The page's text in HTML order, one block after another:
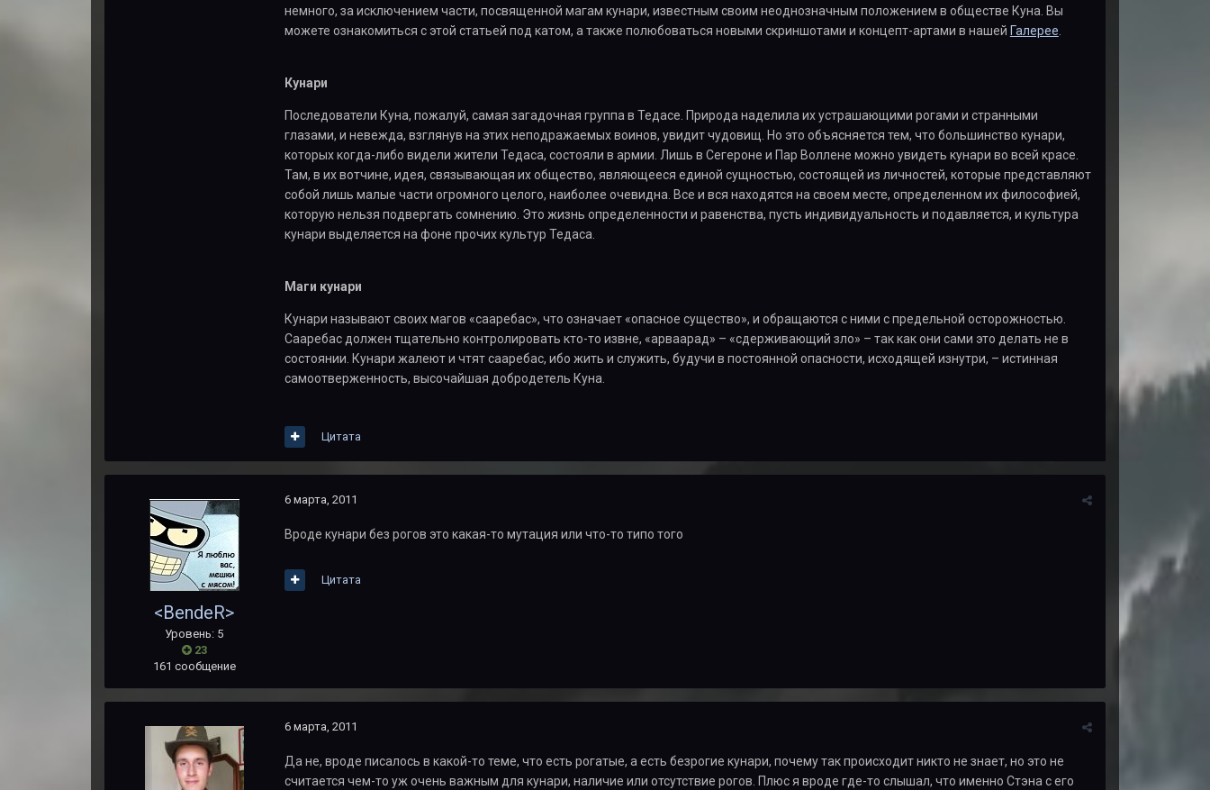
немного, за исключением части, посвященной магам кунари, известным своим неоднозначным положением в обществе Куна. Вы
можете ознакомиться с этой статьей под катом, а также полюбоваться новыми скриншотами и концепт-артами в нашей Галерее
Кунари
Последователи Куна, пожалуй, самая загадочная группа в Тедасе. Природа наделила их устрашающими рогами и странными
глазами, и невежда, взглянув на этих неподражаемых воинов, увидит чудовищ. Но это объясняется тем, что большинство кунари,
которых когда-либо видели жители Тедаса, состояли в армии. Лишь в Сегероне и Пар Воллене можно увидеть кунари во всей красе.
Там, в их вотчине, идея, связывающая их общество, являющееся единой сущностью, состоящей из личностей, которые представляют
собой лишь малые части огромного целого, наиболее очевидна. Все и вся находятся на своем месте, определенном их философией,
которую нельзя подвергать сомнению. Это жизнь определенности и равенства, пусть индивидуальность и подавляется, и культура
кунари выделяется на фоне прочих культур Тедаса.
Маги кунари
Кунари называют своих магов «сааребас», что означает «опасное существо», и обращаются с ними с предельной осторожностью.
Сааребас должен тщательно контролировать кто-то извне, «арваарад» – «сдерживающий зло» – так как они сами это делать не в
состоянии. Кунари жалеют и чтят сааребас, ибо жить и служить, будучи в постоянной опасности, исходящей изнутри, – истинная
самоотверженность, высочайшая добродетель Куна.
Цитата
<BendeR>
Уровень: 5
23
161 сообщение
6 марта, 2011
Вроде кунари без рогов это какая-то мутация или что-то типо того
Цитата
6 марта, 2011
Да не, вроде писалось в какой-то теме, что есть рогатые, а есть безрогие кунари, почему так происходит никто не знает, но это не
считается чем-то уж очень важным для кунари, наличие или отсутствие рогов. Плюс я вроде где-то слышал, что именно Стэна с его